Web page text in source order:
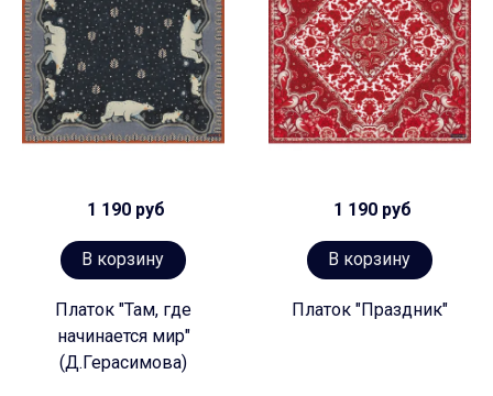
1 190 руб
В корзину
Платок "Там, где
начинается мир"
(Д.Герасимова)
1 190 руб
В корзину
Платок "Праздник"